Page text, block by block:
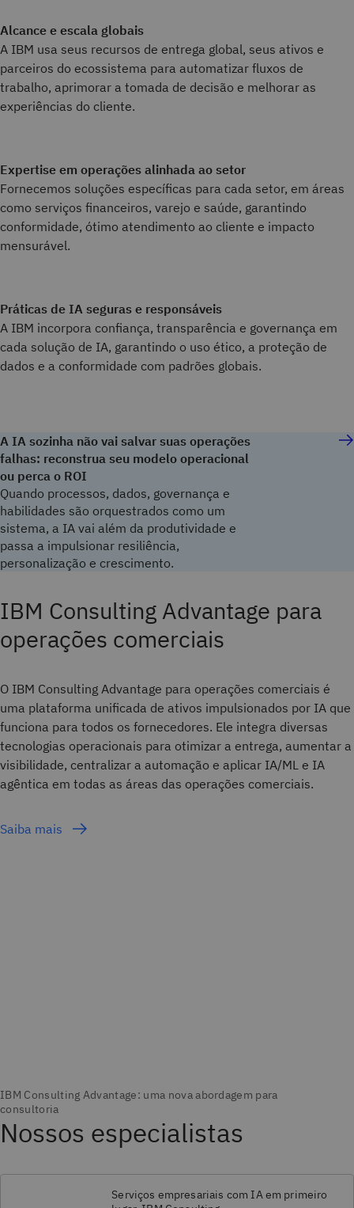
Alcance e escala globais
A IBM usa seus recursos de entrega global, seus ativos e
parceiros do ecossistema para automatizar fluxos de
trabalho, aprimorar a tomada de decisão e melhorar as
experiências do cliente.
Expertise em operações alinhada ao setor
Fornecemos soluções específicas para cada setor, em áreas
como serviços financeiros, varejo e saúde, garantindo
conformidade, ótimo atendimento ao cliente e impacto
mensurável.
Práticas de IA seguras e responsáveis
A IBM incorpora confiança, transparência e governança em
cada solução de IA, garantindo o uso ético, a proteção de
dados e a conformidade com padrões globais.
A IA sozinha não vai salvar suas operações
falhas: reconstrua seu modelo operacional
ou perca o ROI
Quando processos, dados, governança e
habilidades são orquestrados como um
sistema, a IA vai além da produtividade e
passa a impulsionar resiliência,
personalização e crescimento.
IBM Consulting Advantage para
operações comerciais
O IBM Consulting Advantage para operações comerciais é
uma plataforma unificada de ativos impulsionados por IA que
funciona para todos os fornecedores. Ele integra diversas
tecnologias operacionais para otimizar a entrega, aumentar a
visibilidade, centralizar a automação e aplicar IA/ML e IA
agêntica em todas as áreas das operações comerciais.
Saiba mais
Nossos especialistas
Serviços empresariais com IA em primeiro